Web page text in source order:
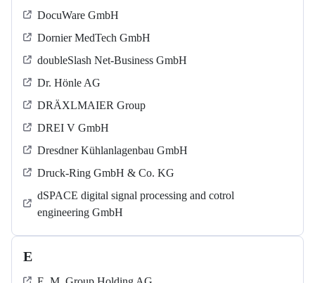
DocuWare GmbH
Dornier MedTech GmbH
doubleSlash Net-Business GmbH
Dr. Hönle AG
DRÄXLMAIER Group
DREI V GmbH
Dresdner Kühlanlagenbau GmbH
Druck-Ring GmbH & Co. KG
dSPACE digital signal processing and cotrol
engineering GmbH
E